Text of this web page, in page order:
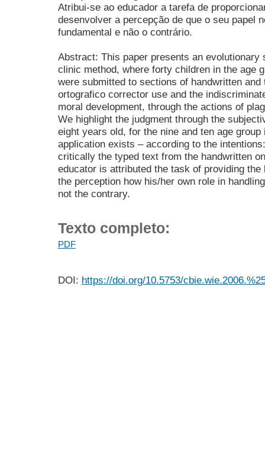
Atribui-se ao educador a tarefa de
desenvolver a percepção de que o seu papel
fundamental e não o contrário.
Abstract: This paper presents an evolutionary
clinic method, where forty children in the age
were submitted to sections of handwritten
ortografico corrector use and the
moral development, through the actions of
We highlight the judgment through the
eight years old, for the nine and ten age
application exists – according to the
critically the typed text from the handwritten
educator is attributed the task of providing
the perception how his/her own role in
not the contrary.
Texto completo:
PDF
DOI: https://doi.org/10.5753/